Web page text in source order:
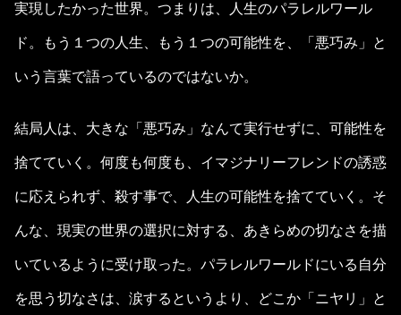
実現したかった世界。つまりは、人生のパラレルワール
ド。もう１つの人生、もう１つの可能性を、「悪巧み」と
いう言葉で語っているのではないか。
結局人は、大きな「悪巧み」なんて実行せずに、可能性を
捨てていく。何度も何度も、イマジナリーフレンドの誘惑
に応えられず、殺す事で、人生の可能性を捨てていく。そ
んな、現実の世界の選択に対する、あきらめの切なさを描
いているように受け取った。パラレルワールドにいる自分
を思う切なさは、涙するというより、どこか「ニヤリ」と